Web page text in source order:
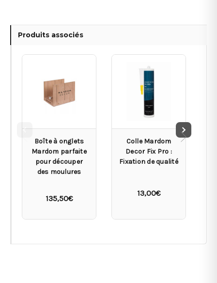
Produits associés
Boîte à onglets
Mardom parfaite
pour découper
des moulures
135,50€
Colle Mardom
Decor Fix Pro :
Fixation de qualité
13,00€